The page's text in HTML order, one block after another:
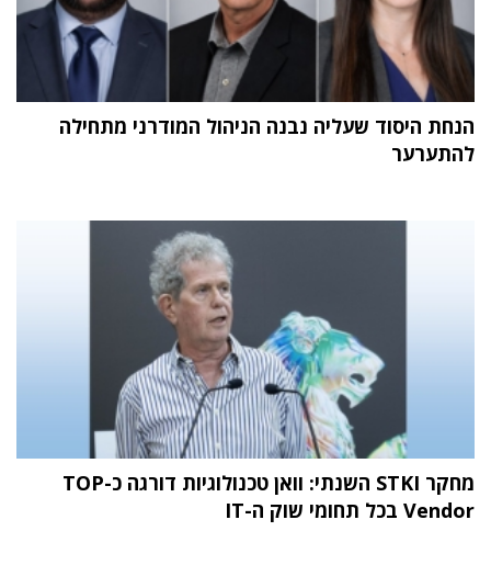
הנחת היסוד שעליה נבנה הניהול המודרני מתחילה
להתערער
מחקר STKI השנתי: וואן טכנולוגיות דורגה כ-TOP
Vendor בכל תחומי שוק ה-IT